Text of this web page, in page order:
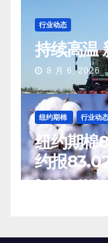
行业动态
持续高温
8 月 6, 2026
纽约期棉 行业动态
纽约期棉
约报
8 月 6, 2026